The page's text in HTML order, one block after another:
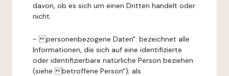
davon, ob es sich um einen Dritten handelt oder
nicht.
- personenbezogene Daten": bezeichnet alle
Informationen, die sich auf eine identifizierte
oder identifizierbare natürliche Person beziehen
(siehe betroffene Person"); als